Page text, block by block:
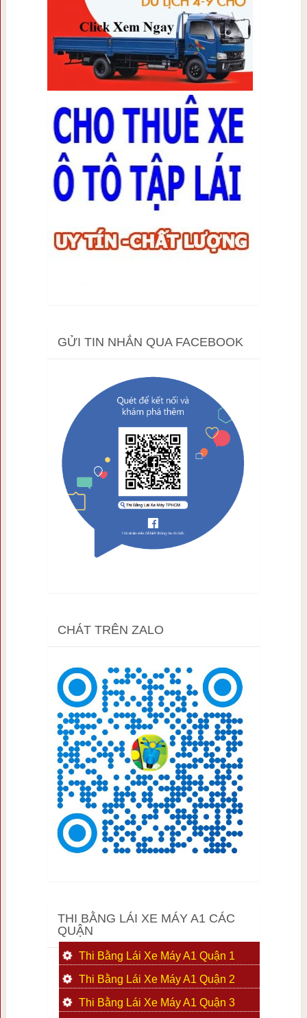
GỬI TIN NHẮN QUA FACEBOOK
CHÁT TRÊN ZALO
THI BẰNG LÁI XE MÁY A1 CÁC
QUẬN
Thi Bằng Lái Xe Máy A1 Quận 1
Thi Bằng Lái Xe Máy A1 Quận 2
Thi Bằng Lái Xe Máy A1 Quận 3